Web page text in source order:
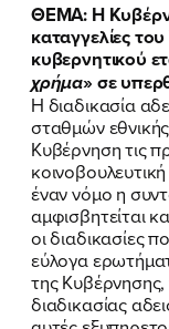
ΘΕΜΑ: Η
καταγγελίες
κυβερνητικού
χρήμα» σε
Η διαδικασία
σταθμών
Κυβέρνηση τις
έναν νόμο η
αμφισβητείται
οι διαδικασίες
εύλογα
της
διαδικασίας